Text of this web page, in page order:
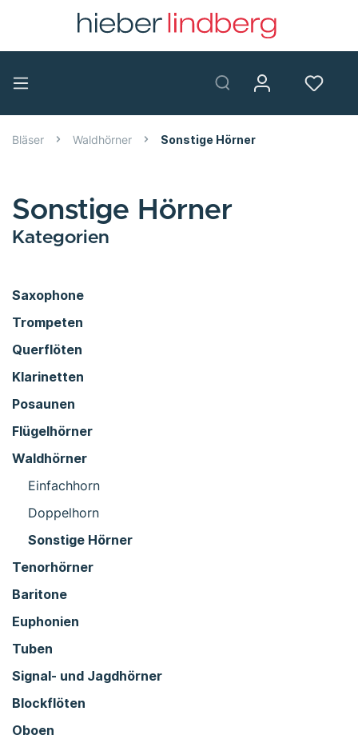
Bläser Waldhörner Sonstige Hörner
Sonstige Hörner
Kategorien
Saxophone
Trompeten
Querflöten
Klarinetten
Posaunen
Flügelhörner
Waldhörner
Einfachhorn
Doppelhorn
Sonstige Hörner
Tenorhörner
Baritone
Euphonien
Tuben
Signal- und Jagdhörner
Blockflöten
Oboen